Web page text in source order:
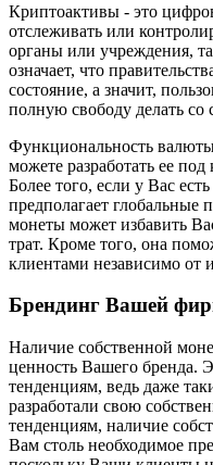
Криптоактивы - это
отслеживать или
органы или учреждения,
означает, что
состояние, а значит,
полную свободу делать со
Функциональность
можете разработать ее
Более того, если у Вас
предполагает глобальные
монеты может избавить
трат. Кроме того, она
клиентами независимо от
Брендинг Вашей
Наличие собственной
ценность Вашего бренда.
тенденциям, ведь даже
разработали свою
тенденциям, наличие
Вам столь необходимое